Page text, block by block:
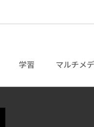
学習 マルチメ